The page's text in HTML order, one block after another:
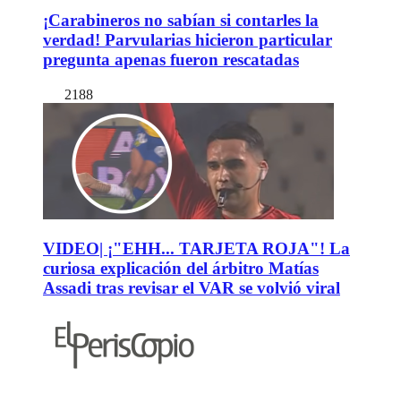
¡Carabineros no sabían si contarles la
verdad! Parvularias hicieron particular
pregunta apenas fueron rescatadas
2188
VIDEO| ¡"EHH... TARJETA ROJA"! La
curiosa explicación del árbitro Matías
Assadi tras revisar el VAR se volvió viral